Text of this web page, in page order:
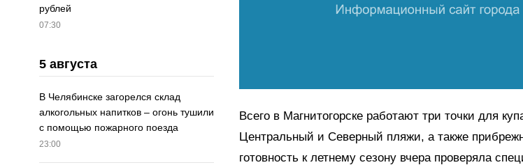
рублей
07:30
5 августа
В Челябинске загорелся склад
алкогольных напитков – огонь тушили
с помощью пожарного поезда
23:00
Всего в Магнитогорске работают три точки для
Центральный и Северный пляжи, а также
готовность к летнему сезону вчера проверяла